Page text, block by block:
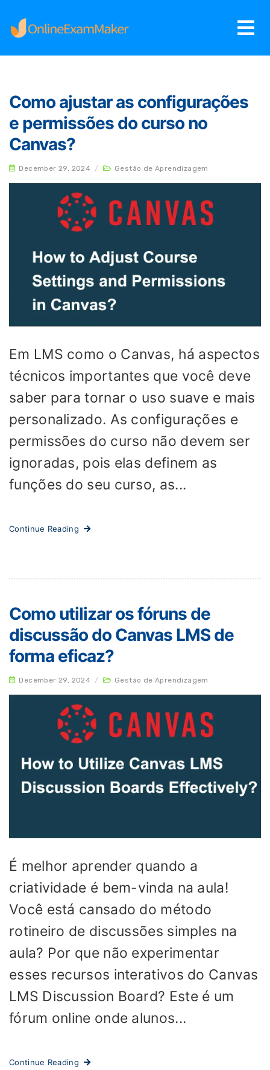
Como ajustar as configurações
e permissões do curso no
Canvas?
December 29, 2024 / Gestão de Aprendizagem
Em LMS como o Canvas, há aspectos
técnicos importantes que você deve
saber para tornar o uso suave e mais
personalizado. As configurações e
permissões do curso não devem ser
ignoradas, pois elas definem as
funções do seu curso, as...
Continue Reading
Como utilizar os fóruns de
discussão do Canvas LMS de
forma eficaz?
December 29, 2024 / Gestão de Aprendizagem
É melhor aprender quando a
criatividade é bem-vinda na aula!
Você está cansado do método
rotineiro de discussões simples na
aula? Por que não experimentar
esses recursos interativos do Canvas
LMS Discussion Board? Este é um
fórum online onde alunos...
Continue Reading